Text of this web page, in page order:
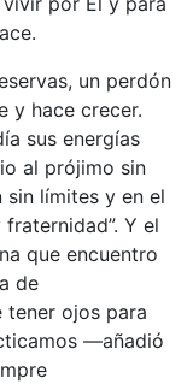
un perdón
y hace crecer.
sus energías
al prójimo sin
sin límites y en el
Y el
que encuentro
de
tener ojos para
—añadió